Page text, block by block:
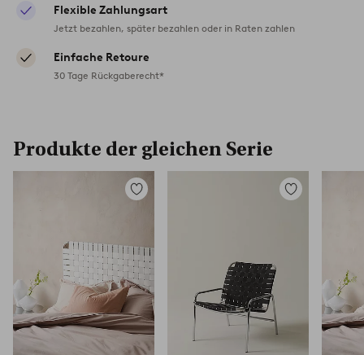
Flexible Zahlungsart
Jetzt bezahlen, später bezahlen oder in Raten zahlen
Einfache Retoure
30 Tage Rückgaberecht*
Produkte der gleichen Serie
Zu
Zu